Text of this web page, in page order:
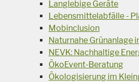
Langlebige Geräte
Lebensmittelabfälle -
Mobinclusion
Naturnahe Grünanlage
NEVK: Nachhaltige
ÖkoEvent-Beratung
Ökologisierung im